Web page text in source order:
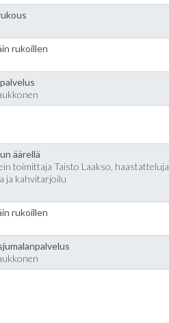
rukoillen
äärellä
toimittaja Taisto Laakso, haastatteluja,
ja kahvitarjoilu
rukoillen